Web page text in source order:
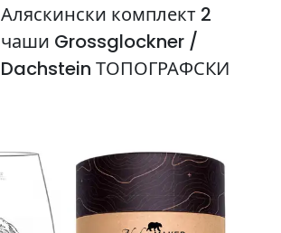
Аляскински комплект 2
чаши Grossglockner /
Dachstein ТОПОГРАФСКИ